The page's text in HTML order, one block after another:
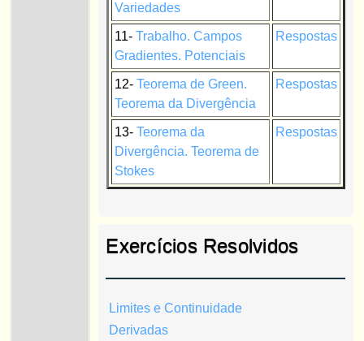
Variedades
11- Trabalho. Campos
Gradientes. Potenciais
Respostas
12- Teorema de Green.
Teorema da Divergência
Respostas
13- Teorema da
Divergência. Teorema de
Stokes
Respostas
Exercícios Resolvidos
Limites e Continuidade
Derivadas